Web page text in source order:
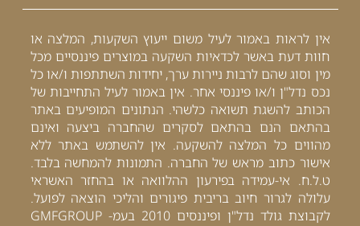
אין לראות באמור לעיל משום ייעוץ השקעות, המלצה או
חוות דעת באשר לכדאיות השקעה במוצרים פיננסיים מכל
מין וסוג שהם לרבות ניירות ערך, יחידות השתתפות ו/או כל
נכס נדל"ן ו/או פיננסי אחר. אין באמור לעיל התחייבות של
הכותב להשגת תשואה כלשהי. הנתונים המופיעים באתר
בהתאם הנם בהתאם לסקרים שהחברה ביצעה ואינם
מהווים כל המלצה להשקעה. אין להשתמש באתר ללא
אישור כתוב מראש של החברה. התמונות להמחשה בלבד.
ט.ל.ח. אי-עמידה בפירעון ההלוואה או בהחזר האשראי
עלולה לגרור חיוב בריבית פיגורים והליכי הוצאה לפועל.
לקבוצת גולד נדל"ן ופיננסים 2010 בעמ- GMFGROUP